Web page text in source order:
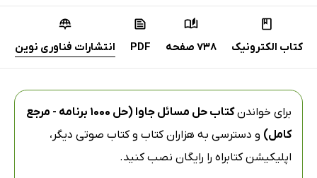
کتاب الکترونیک 738 صفحه PDF انتشارات فناوری نوین
برای خواندن
کتاب حل مسائل جاوا (حل 1000 برنامه - مرجع
کامل) و دسترسی به هزاران کتاب و کتاب صوتی دیگر،
اپلیکیشن کتابراه را رایگان نصب کنید.